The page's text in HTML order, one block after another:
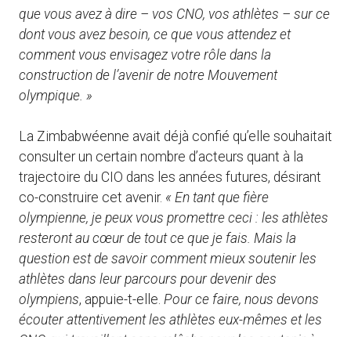
que vous avez à dire – vos CNO, vos athlètes – sur ce
dont vous avez besoin, ce que vous attendez et
comment vous envisagez votre rôle dans la
construction de l’avenir de notre Mouvement
olympique. »
La Zimbabwéenne avait déjà confié qu’elle souhaitait
consulter un certain nombre d’acteurs quant à la
trajectoire du CIO dans les années futures, désirant
co-construire cet avenir. « En tant que fière
olympienne, je peux vous promettre ceci : les athlètes
resteront au cœur de tout ce que je fais. Mais la
question est de savoir comment mieux soutenir les
athlètes dans leur parcours pour devenir des
olympiens, appuie-t-elle. Pour ce faire, nous devons
écouter attentivement les athlètes eux-mêmes et les